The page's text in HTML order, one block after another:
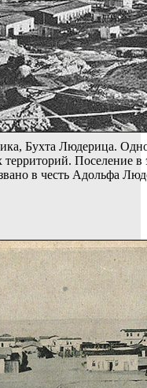
Бухта Людерица.
территорий. Поселение
в честь Адольфа